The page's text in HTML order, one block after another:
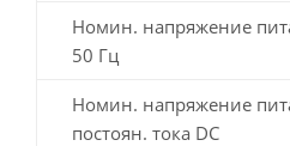
Номин. напряжение
50 Гц
Номин. напряжение
постоян. тока DC